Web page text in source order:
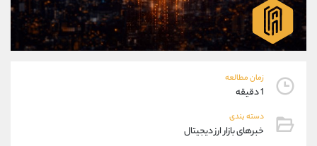
زمان مطالعه
1 دقیقه
دسته بندی
خبرهای بازار ارز دیجیتال
09927779040
واتساپ شروع گفتگو
تلگرام @Armteam_admin_por
پشتیبان فروش
موبایل
واتساپ